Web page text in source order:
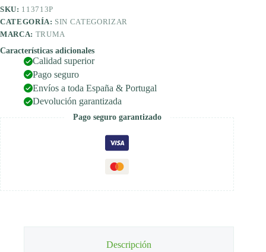
con
caldera
de
caliente
cantidad
SKU: 113713P
CATEGORÍA: SIN CATEGORIZAR
MARCA: TRUMA
Características adicionales
Calidad superior
Pago seguro
Envíos a toda España & Portugal
Devolución garantizada
Pago seguro garantizado
Descripción